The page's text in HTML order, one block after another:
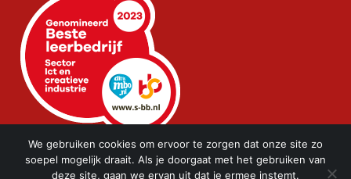
We gebruiken cookies om ervoor te zorgen dat onze site zo
soepel mogelijk draait. Als je doorgaat met het gebruiken van
deze site, gaan we ervan uit dat je ermee instemt.